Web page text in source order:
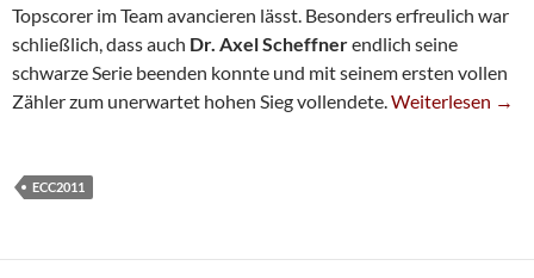
Topscorer im Team avancieren lässt. Besonders erfreulich war
schließlich, dass auch Dr. Axel Scheffnerendlich seine
schwarze Serie beenden konnte und mit seinem ersten vollen
Zähler zum unerwartet hohen Sieg vollendete.Kantersieg
Weiterlesen →
ECC2011